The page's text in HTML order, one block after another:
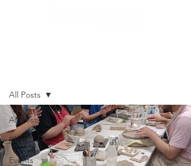
All Posts
Blogs
Events
All Posts